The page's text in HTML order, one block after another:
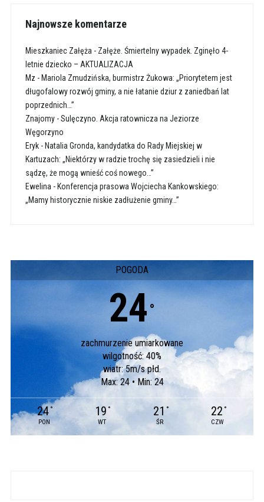
Najnowsze komentarze
Mieszkaniec Załęża- Załęże. Śmiertelny wypadek. Zginęło 4-
letnie dziecko – AKTUALIZACJA
Mz - Mariola Zmudzińska, burmistrz Żukowa: „Priorytetem jest
długofalowy rozwój gminy, a nie łatanie dziur z zaniedbań lat
poprzednich…”
Znajomy-Sulęczyno. Akcja ratownicza na Jeziorze
Węgorzyno
Eryk- Natalia Gronda, kandydatka do Rady Miejskiej w
Kartuzach: „Niektórzy w radzie trochę się zasiedzieli i nie
sądzę, że mogą wnieść coś nowego…”
Ewelina- Konferencja prasowa Wojciecha Kankowskiego:
„Mamy historycznie niskie zadłużenie gminy…”
POGODA
24 °
zachmurzenie umiarkowane
wilgotność: 40%
wiatr: 5m/s płd.
Max: 24 • Min: 24
24 °
PON
19 °
WT
21 °
ŚR
22 °
CZW